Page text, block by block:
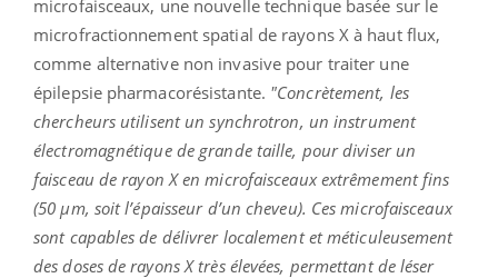
microfaisceaux, une nouvelle technique basée sur le
microfractionnement spatial de rayons X à haut flux,
comme alternative non invasive pour traiter une
épilepsie pharmacorésistante. "Concrètement, les
chercheurs utilisent un synchrotron, un instrument
électromagnétique de grande taille, pour diviser un
faisceau de rayon X en microfaisceaux extrêmement fins
(50 µm, soit l’épaisseur d’un cheveu). Ces microfaisceaux
sont capables de délivrer localement et méticuleusement
des doses de rayons X très élevées, permettant de léser